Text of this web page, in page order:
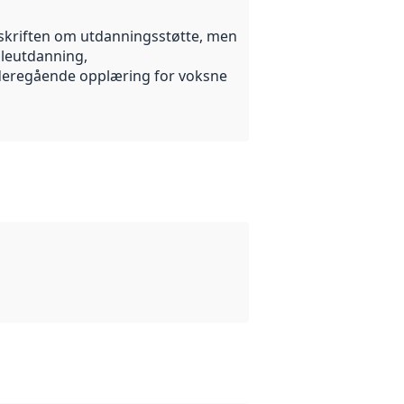
om utdanningsstøtte, men
opplæring for voksne